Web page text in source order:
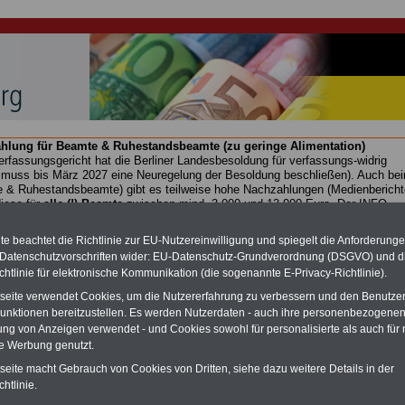
für Beamte & Ruhestandsbeamte (zu geringe Alimentation)
hat die Berliner Landesbesoldung für verfassungs-widrig
bis März 2027 eine Neuregelung der Besoldung beschließen). Auch
& Ruhestandsbeamte) gibt es teilweise hohe Nachzahlungen
füralle (!) Beamtezwischen mind. 3.000 und 13.000 Euro, Der INFO-
der Bundesregierung vorgelegt wird (wahrscheinlich im Quartal.2026
der Broschüre.
nach der EZulVOBW für das Land Baden-
mit 3 Ratgebern für nur
für Beamtinnen
versorgungsrecht
wichtigen Themen für Beamte und
beachtet die Richtlinie zur EU-Nutzereinwilligung und spiegelt die
wider: EU-Datenschutz-Grundverordnung (DSGVO) und
für elektronische Kommunikation (die sogenannte E-Privacy-Richtlinie).
verwendet Cookies, um die Nutzererfahrung zu verbessern und den
bereitzustellen. Es werden Nutzerdaten - auch ihre
von Anzeigen verwendet - und Cookies sowohl für personalisierte als auch für
Werbung genutzt.
macht Gebrauch von Cookies von Dritten, siehe dazu weitere Details in der